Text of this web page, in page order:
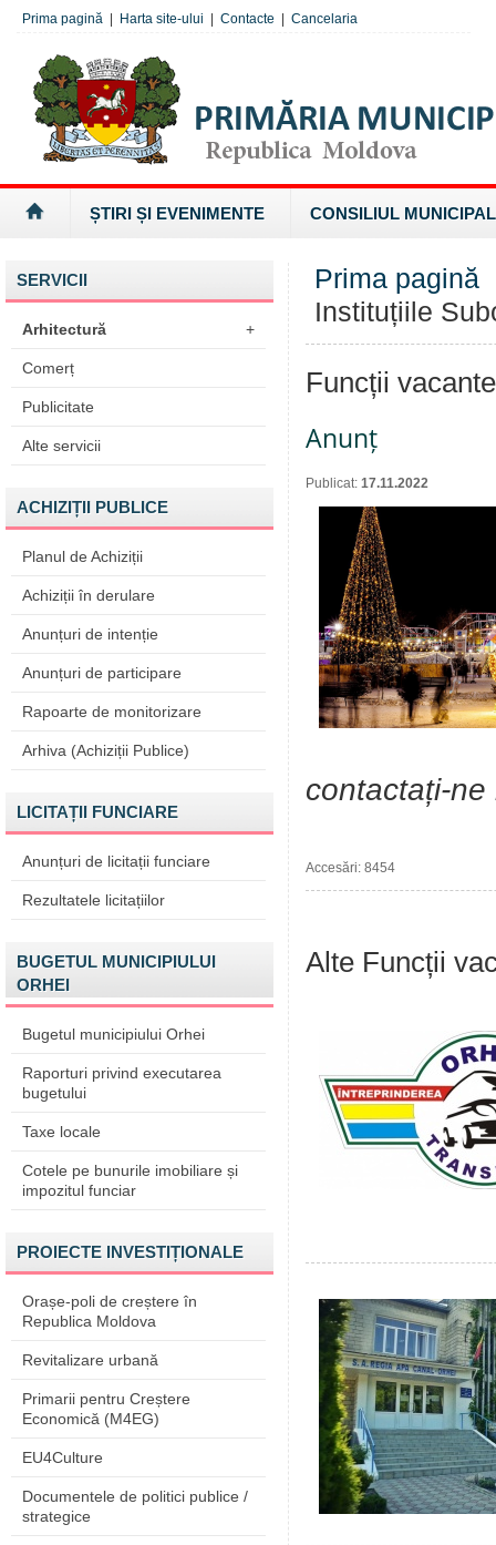
Prima pagină Harta site-ului Contacte Cancelaria
ȘTIRI ȘI EVENIMENTE CONSILIUL MUNICIPAL
SERVICII
Arhitectură +
Comerț
Publicitate
Alte servicii
ACHIZIȚII PUBLICE
Planul de Achiziții
Achiziții în derulare
Anunțuri de intenție
Anunțuri de participare
Rapoarte de monitorizare
Arhiva (Achiziții Publice)
LICITAȚII FUNCIARE
Anunțuri de licitații funciare
Rezultatele licitațiilor
BUGETUL MUNICIPIULUI
ORHEI
Bugetul municipiului Orhei
Raporturi privind executarea
bugetului
Taxe locale
Cotele pe bunurile imobiliare și
impozitul funciar
PROIECTE INVESTIȚIONALE
Orașe-poli de creștere în
Republica Moldova
Revitalizare urbană
Primarii pentru Creștere
Economică (M4EG)
EU4Culture
Documentele de politici publice /
strategice
Prima pagină
Instituțiile
Funcții
Anunț
Publicat: 17.11.2022
contactați-
Accesări: 8454
Alte Funcții